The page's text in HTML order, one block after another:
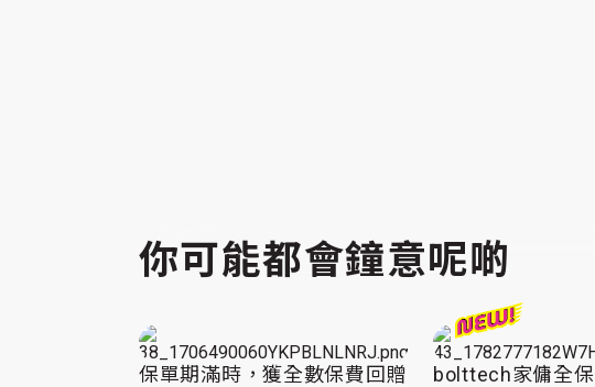
你可能都會鐘意呢啲
保單期滿時，獲全數保費回贈 bolttech家傭全保